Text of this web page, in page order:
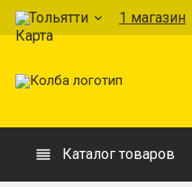
Тольятти 1 магазин
Каталог товаров